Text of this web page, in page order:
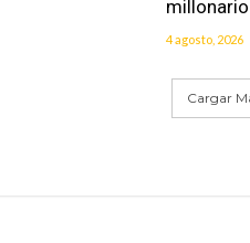
millonario
4 agosto, 2026
Cargar